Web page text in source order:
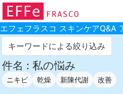
ホーム
ご注文フォーム
初回割引
製品のご案内
お買い物ガイド
エフェフラスコ スキンケアQ&A
キーワードによる絞り込み
件名 : 私の悩み
ニキビ 乾燥 新陳代謝 改善